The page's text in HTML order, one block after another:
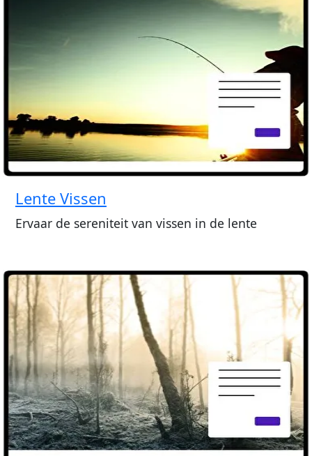
Lente Vissen
Ervaar de sereniteit van vissen in de lente